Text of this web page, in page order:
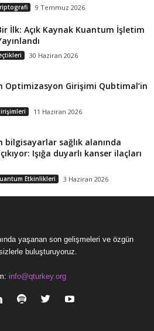
9 Temmuz 2026
İlk: Açık Kaynak Kuantum İşletim
30 Haziran 2026
Optimizasyon Girişimi Qubtimal’in
11 Haziran 2026
bilgisayarlar sağlık alanında
Işığa duyarlı kanser ilaçları
Etkinlikleri 3 Haziran 2026
yaşanan son gelişmeleri ve özgün
buluşturuyoruz.
info@qturkey.org